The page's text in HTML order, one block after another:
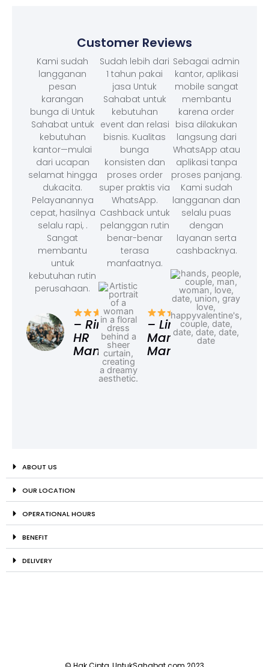
Customer Reviews
Kami sudah
langganan
pesan
karangan
bunga di Untuk
Sahabat untuk
kebutuhan
kantor—mulai
dari ucapan
selamat hingga
dukacita.
Pelayanannya
cepat, hasilnya
selalu rapi, .
Sangat
membantu
untuk
kebutuhan rutin
perusahaan.
– Rina,
HR
Manager
Sudah lebih dari
1 tahun pakai
jasa Untuk
Sahabat untuk
kebutuhan
event dan relasi
bisnis. Kualitas
bunga
konsisten dan
proses order
super praktis via
WhatsApp.
Cashback untuk
pelanggan rutin
benar-benar
terasa
manfaatnya.
– Linda,
Marketing
Manager
Sebagai admin
kantor, aplikasi
mobile sangat
membantu
karena order
bisa dilakukan
langsung dari
WhatsApp atau
aplikasi tanpa
proses panjang.
Kami sudah
langganan dan
selalu puas
dengan
layanan serta
cashbacknya.
ABOUT US
OUR LOCATION
OPERATIONAL HOURS
BENEFIT
DELIVERY